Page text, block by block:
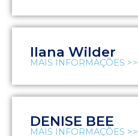
Ilana Wilder
MAIS INFORMAÇÕES >>
DENISE BEE
MAIS INFORMAÇÕES >>